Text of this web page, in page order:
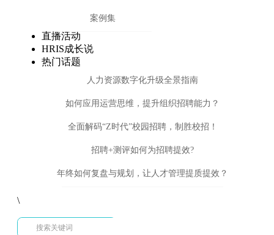
案例集
直播活动
HRIS成长说
热门话题
人力资源数字化升级全景指南
如何应用运营思维，提升组织招聘能力？
全面解码“Z时代”校园招聘，制胜校招！
招聘+测评如何为招聘提效?
年终如何复盘与规划，让人才管理提质提效？
\